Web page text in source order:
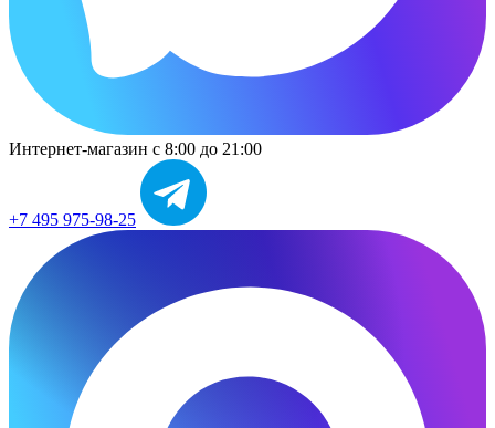
Интернет-магазин с 8:00 до 21:00
+7 495 975-98-25